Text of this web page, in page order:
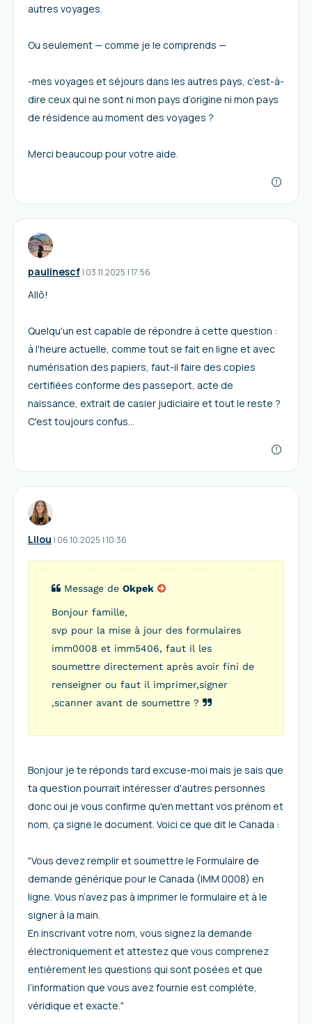
autres voyages.
Ou seulement — comme je le comprends —
-mes voyages et séjours dans les autres pays, c’est-à-
dire ceux qui ne sont ni mon pays d’origine ni mon pays
de résidence au moment des voyages ?
Merci beaucoup pour votre aide.
paulinescf I 03.11.2025 |17:56
Allô!
Quelqu'un est capable de répondre à cette question :
à l'heure actuelle, comme tout se fait en ligne et avec
numérisation des papiers, faut-il faire des copies
certifiées conforme des passeport, acte de
naissance, extrait de casier judiciaire et tout le reste ?
C'est toujours confus...
Lilou I 06.10.2025 |10:36
Message de Okpek
Bonjour famille,
svp pour la mise à jour des formulaires
imm0008 et imm5406, faut il les
soumettre directement après avoir fini de
renseigner ou faut il imprimer,signer
,scanner avant de soumettre ?
Bonjour je te réponds tard excuse-moi mais je sais que
ta question pourrait intéresser d'autres personnes
donc oui je vous confirme qu'en mettant vos prénom et
nom, ça signe le document. Voici ce que dit le Canada :
"Vous devez remplir et soumettre le Formulaire de
demande générique pour le Canada (IMM 0008) en
ligne. Vous n’avez pas à imprimer le formulaire et à le
signer à la main.
En inscrivant votre nom, vous signez la demande
électroniquement et attestez que vous comprenez
entièrement les questions qui sont posées et que
l’information que vous avez fournie est complète,
véridique et exacte."